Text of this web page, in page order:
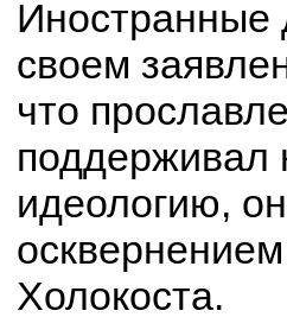
Иностранные
своем
что
поддерживал
идеологию,
Холокоста.